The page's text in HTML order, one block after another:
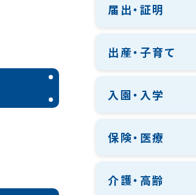
届出・証明
出産・子育て
入園・入学
保険・医療
介護・高齢